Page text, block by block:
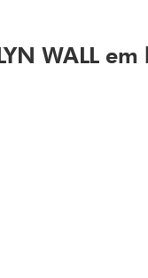
WALL